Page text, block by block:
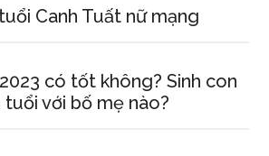
Canh Tuất nữ mạng
có tốt không? Sinh con
tuổi với bố mẹ nào?